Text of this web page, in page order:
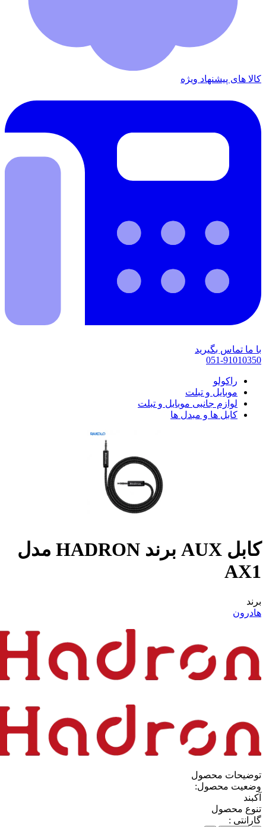
کالا های پیشنهاد ویژه
با ما تماس بگیرید
051-91010350
راکولو
موبایل و تبلت
لوازم جانبی موبایل و تبلت
کابل ها و مبدل ها
کابل AUX برند HADRON مدل
AX1
برند
هادرون
توضیحات محصول
وضعیت محصول:
آکبند
تنوع محصول
گارانتی :